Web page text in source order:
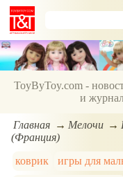
ToyByToy.com -
и
Главная Мелочи
(Франция)
коврик
игры для